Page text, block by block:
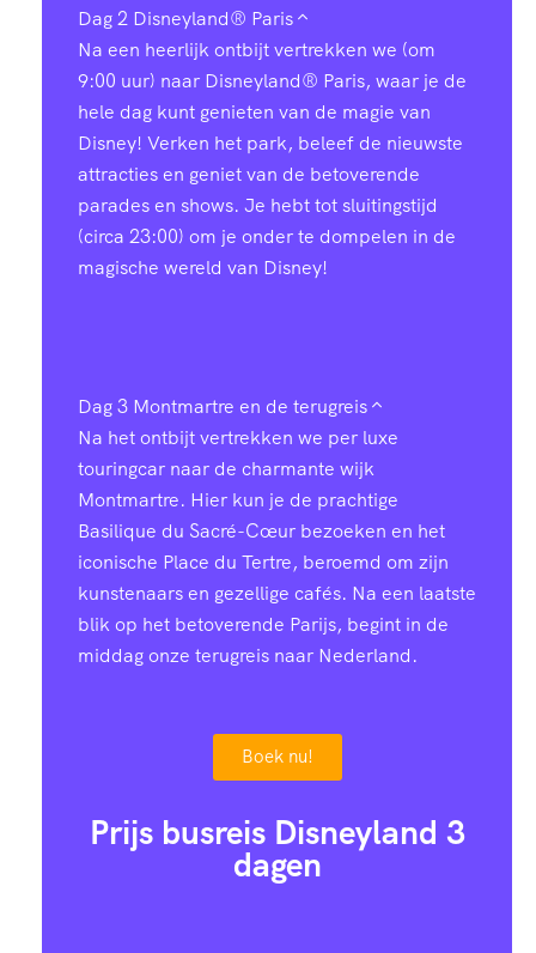
Dag 2 Disneyland® Paris
Na een heerlijk ontbijt vertrekken we (om
9:00 uur) naar Disneyland® Paris, waar je de
hele dag kunt genieten van de magie van
Disney! Verken het park, beleef de nieuwste
attracties en geniet van de betoverende
parades en shows. Je hebt tot sluitingstijd
(circa 23:00) om je onder te dompelen in de
magische wereld van Disney!
Dag 3 Montmartre en de terugreis
Na het ontbijt vertrekken we per luxe
touringcar naar de charmante wijk
Montmartre. Hier kun je de prachtige
Basilique du Sacré-Cœur bezoeken en het
iconische Place du Tertre, beroemd om zijn
kunstenaars en gezellige cafés. Na een laatste
blik op het betoverende Parijs, begint in de
middag onze terugreis naar Nederland.
Boek nu!
Prijs busreis Disneyland 3
dagen